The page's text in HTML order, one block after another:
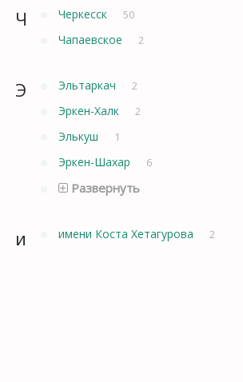
Ч Черкесск 50
Чапаевское 2
Э Эльтаркач 2
Эркен-Халк 2
Элькуш 1
Эркен-Шахар 6
Развернуть
и имени Коста Хетагурова 2